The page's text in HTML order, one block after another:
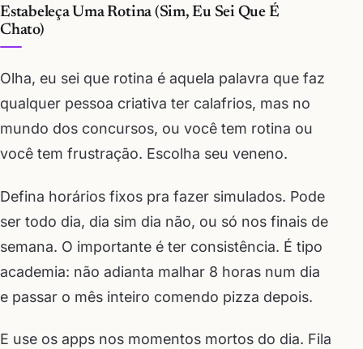
Estabeleça Uma Rotina (Sim, Eu Sei Que É
Chato)
Olha, eu sei que rotina é aquela palavra que faz
qualquer pessoa criativa ter calafrios, mas no
mundo dos concursos, ou você tem rotina ou
você tem frustração. Escolha seu veneno.
Defina horários fixos pra fazer simulados. Pode
ser todo dia, dia sim dia não, ou só nos finais de
semana. O importante é ter consistência. É tipo
academia: não adianta malhar 8 horas num dia
e passar o mês inteiro comendo pizza depois.
E use os apps nos momentos mortos do dia. Fila